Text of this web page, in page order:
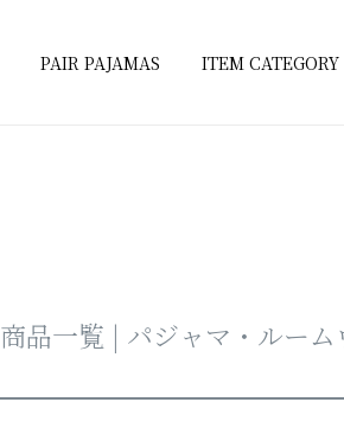
PAIR PAJAMAS ITEM CATEGORY
検索
商品一覧 | パジャマ・ルー